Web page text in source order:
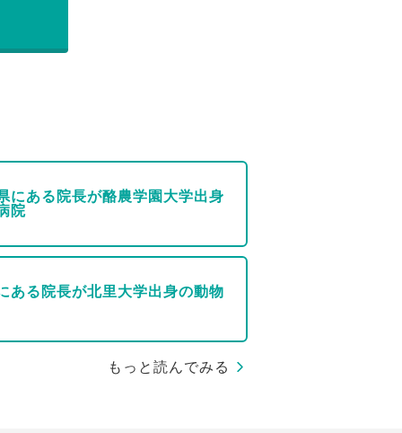
にある院長が酪農学園大学出身
院
ある院長が北里大学出身の動物
もっと読んでみる